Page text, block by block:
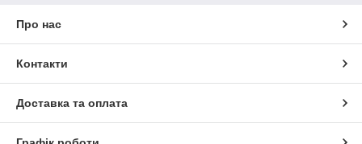
Про нас
Контакти
Доставка та оплата